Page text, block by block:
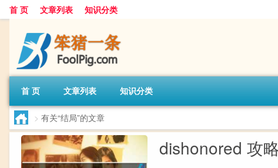
首 页 文章列表 知识分类
首 页 文章列表 知识分类
> 有关“结局”的文章
dishonored 攻